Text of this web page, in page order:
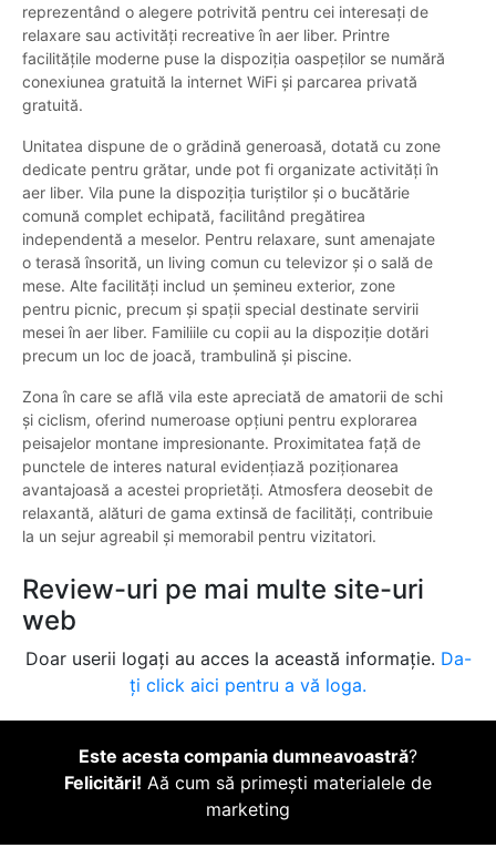
reprezentând o alegere potrivită pentru cei interesați de
relaxare sau activități recreative în aer liber. Printre
facilitățile moderne puse la dispoziția oaspeților se numără
conexiunea gratuită la internet WiFi și parcarea privată
gratuită.
Unitatea dispune de o grădină generoasă, dotată cu zone
dedicate pentru grătar, unde pot fi organizate activități în
aer liber. Vila pune la dispoziția turiștilor și o bucătărie
comună complet echipată, facilitând pregătirea
independentă a meselor. Pentru relaxare, sunt amenajate
o terasă însorită, un living comun cu televizor și o sală de
mese. Alte facilități includ un șemineu exterior, zone
pentru picnic, precum și spații special destinate servirii
mesei în aer liber. Familiile cu copii au la dispoziție dotări
precum un loc de joacă, trambulină și piscine.
Zona în care se află vila este apreciată de amatorii de schi
și ciclism, oferind numeroase opțiuni pentru explorarea
peisajelor montane impresionante. Proximitatea față de
punctele de interes natural evidențiază poziționarea
avantajoasă a acestei proprietăți. Atmosfera deosebit de
relaxantă, alături de gama extinsă de facilități, contribuie
la un sejur agreabil și memorabil pentru vizitatori.
Review-uri pe mai multe site-uri
web
Doar userii logați au acces la această informație. Da-
ți click aici pentru a vă loga.
Este acesta compania dumneavoastră?
Felicitări! Aă cum să primești materialele de
marketing